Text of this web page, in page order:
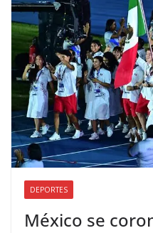
DEPORTES
México se